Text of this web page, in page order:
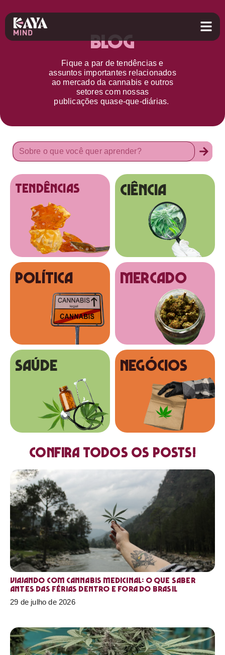
Blog
Fique a par detendências e
assuntos importantes relacionados
ao mercado da cannabis e outros
setorescom nossas
publicações quase-que-diárias.
tendências Ciência
Política MERCADO
SAÚDE NEGÓCIOS
Confira todos os posts!
Viajando com cannabis medicinal: o que saber
antes das férias dentro e fora do Brasil
29 de julho de 2026